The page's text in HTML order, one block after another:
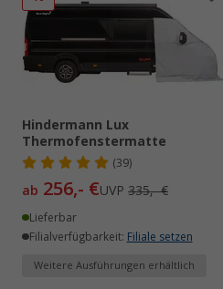
Hindermann Lux
Thermofenstermatte
(39)
ab 256,- €UVP335,- €
Lieferbar
Filialverfügbarkeit: Filiale setzen
Weitere Ausführungen erhältlich